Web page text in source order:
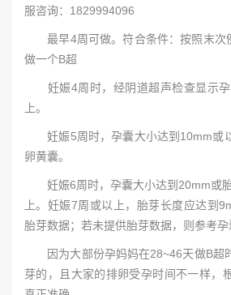
服咨询：1829994096
最早4周可做。符合条件：按照末次
做一个B超
妊娠4周时，经阴道超声检查显示孕
上。
妊娠5周时，孕囊大小达到10mm或
卵黄囊。
妊娠6周时，孕囊大小达到20mm或
上。妊娠7周或以上，胎芽长度应达到
胎芽数据；若未提供胎芽数据，则参考孕
因为大部份孕妈妈在28~46天做B超
芽的，且大家的排卵受孕时间不一样，